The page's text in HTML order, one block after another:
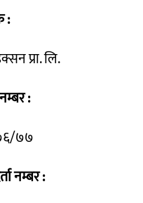
:
प्रा. लि.
:
७७
नम्बर :